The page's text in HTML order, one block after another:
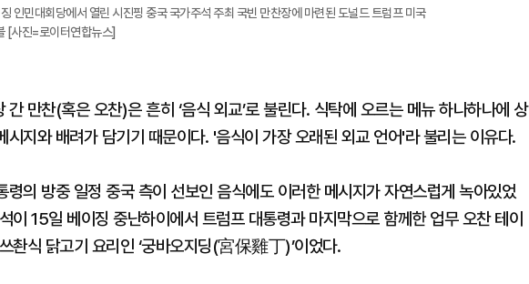
인민대회당에서 열린 시진핑 중국 국가주석 주최 국빈 만찬장에 마련된 도널드 트럼프 미국
[사진=로이터연합뉴스]
간 만찬(혹은 오찬)은 흔히 ‘음식 외교’로 불린다. 식탁에 오르는 메뉴 하나하나에 상
시지와 배려가 담기기 때문이다. '음식이 가장 오래된 외교 언어'라 불리는 이유다.
령의 방중 일정 중국 측이 선보인 음식에도 이러한 메시지가 자연스럽게 녹아있었
이 15일 베이징 중난하이에서 트럼프 대통령과 마지막으로 함께한 업무 오찬 테이
촨식 닭고기 요리인 ‘궁바오지딩(宮保雞丁)’이었다.